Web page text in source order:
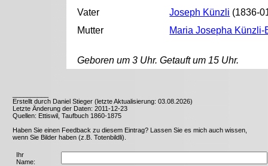
Vater
Joseph Künzli (1836-
Mutter
Maria Josepha Künzli-
Geboren um 3 Uhr. Getauft um 15 Uhr.
Erstellt durch Daniel Stieger (letzte Aktualisierung: 03.08.2026)
Letzte Änderung der Daten: 2011-12-23
Quellen: Ettiswil, Taufbuch 1860-1875
Haben Sie einen Feedback zu diesem Eintrag? Lassen Sie es mich auch wissen,
wenn Sie Bilder haben (z.B. Totenbildli).
Ihr
Name: